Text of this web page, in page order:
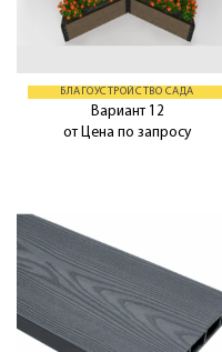
БЛАГОУСТРОЙСТВО САДА
Вариант 12
от Цена по запросу